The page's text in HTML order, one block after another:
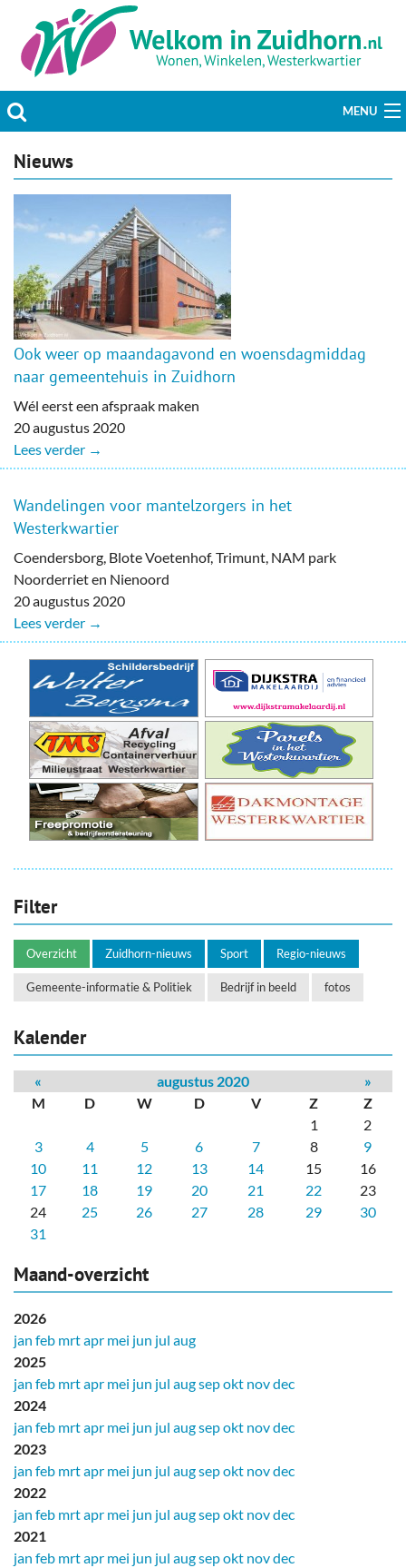
MENU
Actueel
Hobby & Vrije tijd
Welzijn & Maatschappij
Bedrijven
Prikbord & Aanbiedingen
Plaats bericht
Nieuws
Ook weer op maandagavond en woensdagmiddag
naar gemeentehuis in Zuidhorn
Wél eerst een afspraak maken
20 augustus 2020
Lees verder →
Wandelingen voor mantelzorgers in het
Westerkwartier
Coendersborg, Blote Voetenhof, Trimunt, NAM park
Noorderriet en Nienoord
20 augustus 2020
Lees verder →
Filter
Overzicht Zuidhorn-nieuws Sport Regio-nieuws
Gemeente-informatie & Politiek Bedrijf in beeld fotos
Kalender
« augustus 2020
»
M
D W D V Z
Z
1
2
3
4 5 6 7 8
9
10
11 12 13 14 15
16
17
18 19 20 21 22
23
24
25 26 27 28 29
30
31
Maand-overzicht
2026
jan feb mrtapr mei jun jul aug
2025
jan feb mrtapr mei jun jul augsepokt novdec
2024
jan feb mrtapr mei jun jul augsepokt novdec
2023
jan feb mrtapr mei jun jul augsepokt novdec
2022
jan feb mrtapr mei jun jul augsepokt novdec
2021
jan feb mrtapr mei jun jul augsepokt novdec